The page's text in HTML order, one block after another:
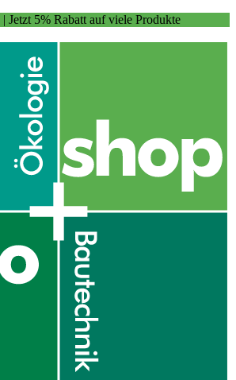
| Jetzt 5% Rabatt auf viele Produkte